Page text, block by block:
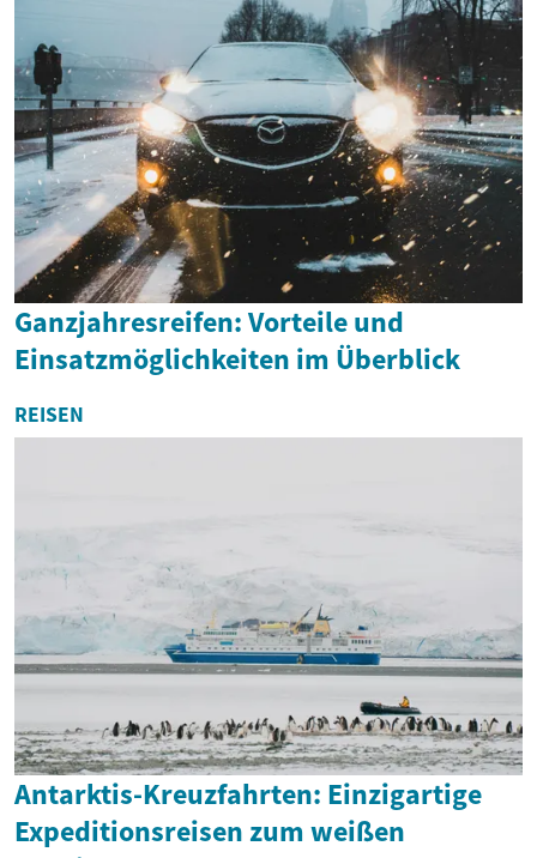
Ganzjahresreifen: Vorteile und
Einsatzmöglichkeiten im Überblick
REISEN
Antarktis-Kreuzfahrten: Einzigartige
Expeditionsreisen zum weißen